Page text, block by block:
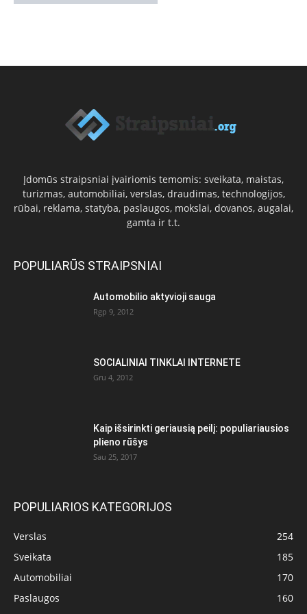
Įdomūs straipsniai įvairiomis temomis: sveikata, maistas,
turizmas, automobiliai, verslas, draudimas, technologijos,
rūbai, reklama, statyba, paslaugos, mokslai, dovanos, augalai,
gamta ir t.t.
POPULIARŪS STRAIPSNIAI
Automobilio aktyvioji sauga
Rgp 9, 2012
SOCIALINIAI TINKLAI INTERNETE
Gru 4, 2012
Kaip išsirinkti geriausią peilį: populiariausios
plieno rūšys
Sau 25, 2017
POPULIARIOS KATEGORIJOS
Verslas
254
Sveikata
185
Automobiliai
170
Paslaugos
160